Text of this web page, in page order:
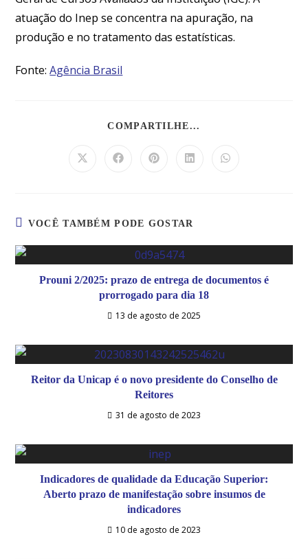
atuação do Inep se concentra na apuração, na
produção e no tratamento das estatísticas.
Fonte:Agência Brasil
COMPARTILHE...
VOCÊ TAMBÉM PODE GOSTAR
Prouni 2/2025: prazo de entrega de documentos é
prorrogado para dia 18
13 de agosto de 2025
Reitor da Unicap é o novo presidente do Conselho de
Reitores
31 de agosto de 2023
Indicadores de qualidade da Educação Superior:
Aberto prazo de manifestação sobre insumos de
indicadores
10 de agosto de 2023